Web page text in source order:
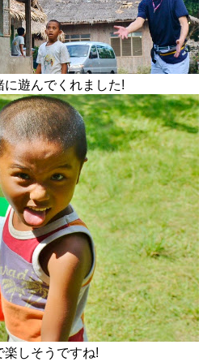
遊んでくれました!
楽しそうですね!